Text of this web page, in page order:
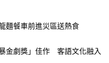
麵餐車前進災區送熱食
金劇獎」佳作 客語文化融入